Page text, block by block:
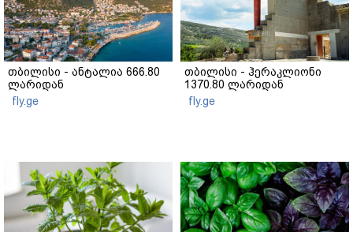
თბილისი - ანტალია 666.80
ლარიდან
fly.ge
თბილისი - ჰერაკლიონი
1370.80 ლარიდან
fly.ge